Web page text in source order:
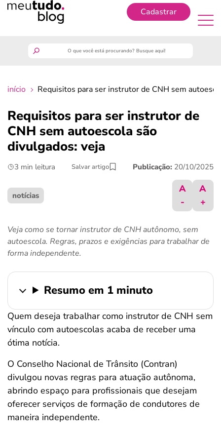
Cadastrar
finanças
benefícios
últimas notícias
ferramentas
início Requisitos para ser instrutor de CNH sem
Requisitos para ser instrutor de
CNH sem autoescola são
divulgados: veja
3 min leitura Salvar artigo Publicação: 20/10/2025
notícias
A
-
A
+
Veja como se tornar instrutor de CNH autônomo, sem
autoescola. Regras, prazos e exigências para trabalhar de
forma independente.
Resumo em 1 minuto
Quem deseja trabalhar como instrutor de CNH sem
vínculo com autoescolas acaba de receber uma
ótima notícia.
O Conselho Nacional de Trânsito (Contran)
divulgou novas regras para atuação autônoma,
abrindo espaço para profissionais que desejam
oferecer serviços de formação de condutores de
maneira independente.